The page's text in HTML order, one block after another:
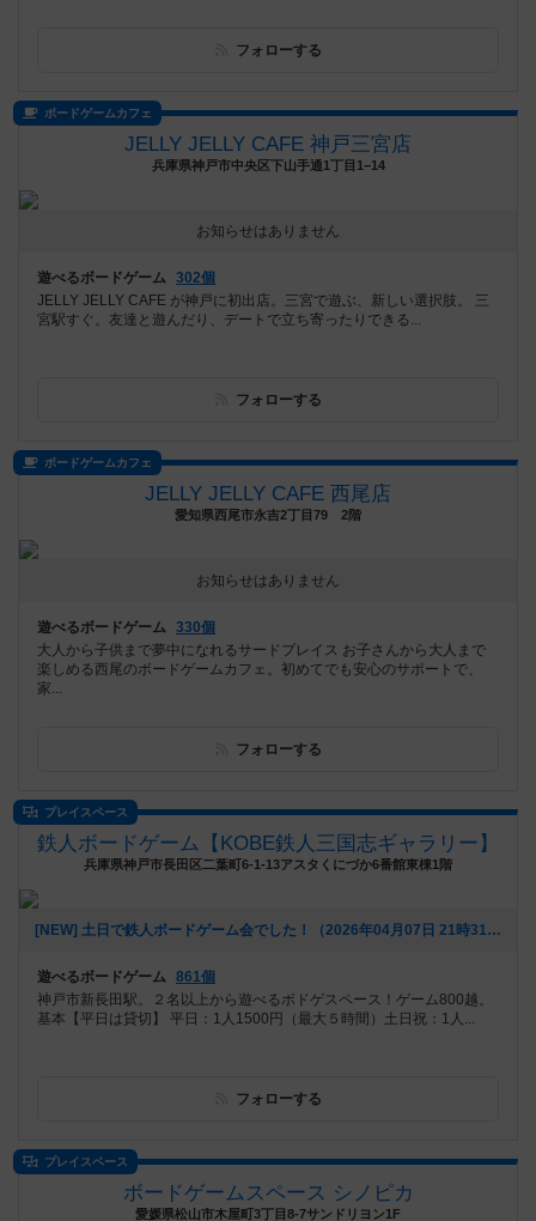
フォローする
ボードゲームカフェ
JELLY JELLY CAFE 神戸三宮店
兵庫県神戸市中央区下山手通1丁目1−14
お知らせはありません
遊べるボードゲーム 302個
JELLY JELLY CAFE が神戸に初出店。三宮で遊ぶ、新しい選択肢。 三
宮駅すぐ。友達と遊んだり、デートで立ち寄ったりできる...
フォローする
ボードゲームカフェ
JELLY JELLY CAFE 西尾店
愛知県西尾市永吉2丁目79 2階
お知らせはありません
遊べるボードゲーム 330個
大人から子供まで夢中になれるサードプレイス お子さんから大人まで
楽しめる西尾のボードゲームカフェ。初めてでも安心のサポートで、
家...
フォローする
プレイスペース
鉄人ボードゲーム【KOBE鉄人三国志ギャラリー】
兵庫県神戸市長田区二葉町6-1-13アスタくにづか6番館東棟1階
[NEW] 土日で鉄人ボードゲーム会でした！（2026年04月07日 21時31分）
遊べるボードゲーム 861個
神戸市新長田駅。２名以上から遊べるボドゲスペース！ゲーム800越。
基本【平日は貸切】 平日：1人1500円（最大５時間）土日祝：1人...
フォローする
プレイスペース
ボードゲームスペース シノピカ
愛媛県松山市木屋町3丁目8-7サンドリヨン1F